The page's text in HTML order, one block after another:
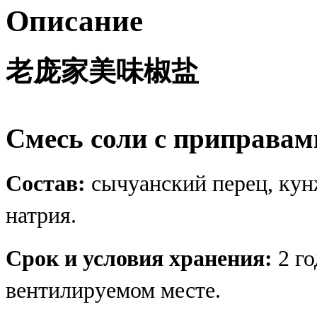
Описание
老庞家美味椒盐
Смесь соли с
Состав: сычуанский перец,
натрия.
Срок и условия хранения: 2
вентилируемом месте.